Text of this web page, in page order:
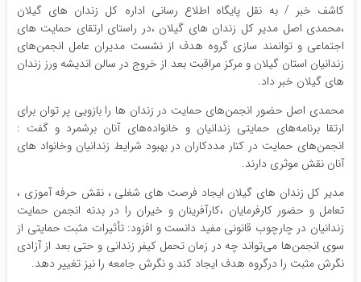
کاشف خبر / به نقل پایگاه اطلاع رسانی اداره کل زندان های گیلان
،محمدی اصل مدیر کل زندان های گیلان ،در راستای ارتقای حمایت های
اجتماعی و توانمند سازی گروه هدف از نشست مدیران عامل انجمن‌های
زندانیان استان گیلان و مرکز مراقبت بعد از خروج در سالن اندیشه ورز زندان
های گیلان خبر داد.
محمدی اصل حضور انجمن‌های حمایت در زندان ها را بازویی پر توان برای
ارتقا برنامه‌های حمایتی زندانیان و خانواده‌های آنان برشمرد و گفت :
انجمن‌های حمایت در کنار مددکاران در بهبود شرایط زندانیان وخانواد های
آنان نقش موثری دارند.
مدیر کل زندان های گیلان ایجاد فرصت های شغلی ، نقش حرفه آموزی ،
تعامل و حضور کارفرمایان ،کارآفرینان و خیران را در بدنه انجمن حمایت
زندانیان در چارچوب قانونی مفید دانست و افزود: تأثیرات مثبت حمایتی از
سوی انجمن‌ها می‌تواند چه در زمان تحمل کیفر زندانی و حتی بعد از آزادی
نگرش مثبت را درگروه هدف ایجاد کند و نگرش جامعه را نیز تغییر دهد.